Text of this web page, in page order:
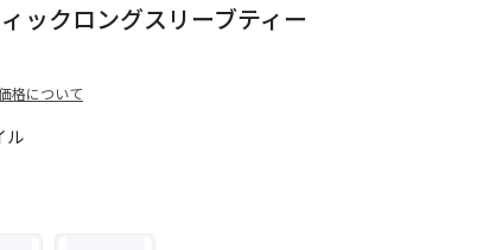
ル
ックロングスリーブティー
格について